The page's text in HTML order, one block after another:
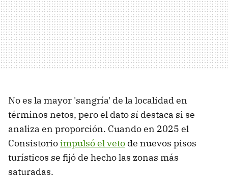
No es la mayor 'sangría' de la localidad en
términos netos, pero el dato sí destaca si se
analiza en proporción. Cuando en 2025 el
Consistorioimpulsó el veto de nuevos pisos
turísticos se fijó de hecho las zonas más
saturadas.